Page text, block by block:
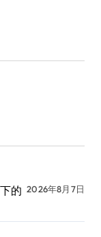
的 2026年8月7日